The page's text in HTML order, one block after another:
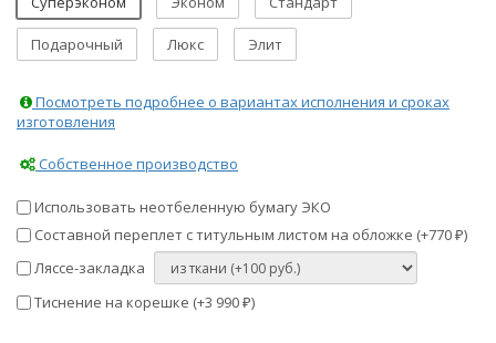
Подарочный Люкс Элит
Посмотреть подробнее о вариантах исполнения и сроках
изготовления
Собственное производство
Использовать неотбеленную бумагу ЭКО
Составной переплет с титульным листом на обложке (+770 ₽)
Ляссе-закладка
Тиснение на корешке (+3 990 ₽)